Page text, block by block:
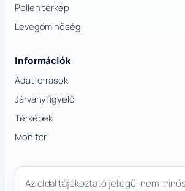
Pollen térkép
Levegőminőség
Információk
Adatforrások
Járványfigyelő
Térképek
Monitor
Az oldal tájékoztató jellegű, nem